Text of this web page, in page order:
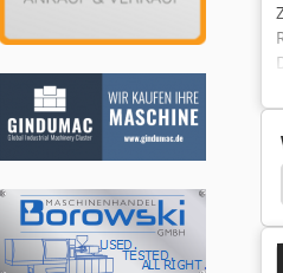
Ra 630 Dämpfer